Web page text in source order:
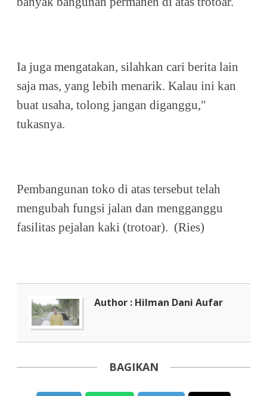
Ia juga mengatakan, silahkan cari berita lain
saja mas, yang lebih menarik. Kalau ini kan
buat usaha, tolong jangan diganggu,"
tukasnya.
Pembangunan toko di atas tersebut telah
mengubah fungsi jalan dan mengganggu
fasilitas pejalan kaki (trotoar). (Ries)
Author : Hilman Dani Aufar
BAGIKAN